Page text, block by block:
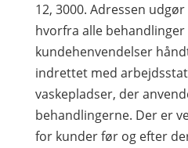
12, 3000. Adressen
hvorfra alle behandlinger
kundehenvendelser
indrettet med
vaskepladser, der
behandlingerne. Der er
for kunder før og efter